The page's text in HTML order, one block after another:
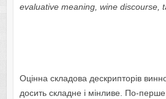
evaluative meaning, wine discourse,
Оцінна складова дескрипторів
досить складне і мінливе. По-